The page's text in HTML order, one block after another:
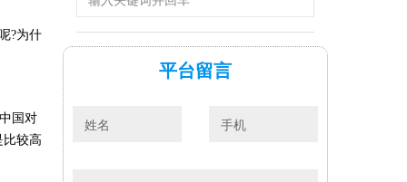
?为什
国对
比较高
平台留言